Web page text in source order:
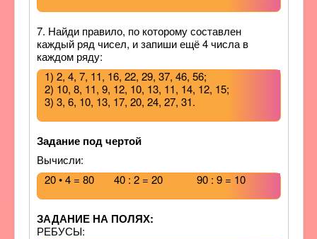
7. Найди правило, по которому составлен
каждый ряд чисел, и запиши ещё 4 числа в
каждом ряду:
1) 2, 4, 7, 11, 16, 22, 29, 37, 46, 56;
2) 10, 8, 11, 9, 12, 10, 13, 11, 14, 12, 15;
3) 3, 6, 10, 13, 17, 20, 24, 27, 31.
Задание под чертой
Вычисли:
20 • 4 = 80 40 : 2 = 20 90 : 9 = 10
ЗАДАНИЕ НА ПОЛЯХ:
РЕБУСЫ: